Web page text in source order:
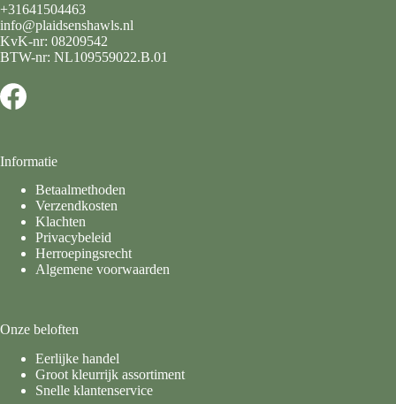
+31641504463
info@plaidsenshawls.nl
KvK-nr: 08209542
BTW-nr: NL109559022.B.01
Informatie
Betaalmethoden
Verzendkosten
Klachten
Privacybeleid
Herroepingsrecht
Algemene voorwaarden
Onze beloften
Eerlijke handel
Groot kleurrijk assortiment
Snelle klantenservice